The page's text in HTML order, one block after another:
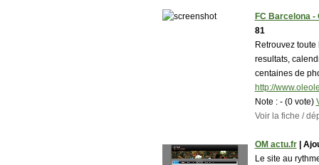
FC Barcelona -
81
Retrouvez
resultats,
centaines de
http://
Note : - (0 vote)
Voir la fiche /
OM actu.fr|
Le site au